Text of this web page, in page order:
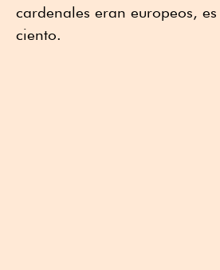
cardenales eran europeos,
ciento.